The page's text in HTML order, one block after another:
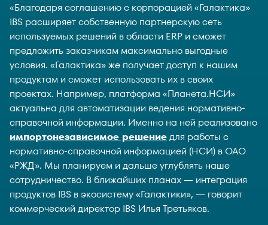
«Благодаря соглашению с корпорацией «Галактика»
IBS расширяет собственную партнерскую сеть
используемых решений в области ERP и сможет
предложить заказчикам максимально выгодные
условия. «Галактика» же получает доступ к нашим
продуктам и сможет использовать их в своих
проектах. Например, платформа «Планета.НСИ»
актуальна для автоматизации ведения нормативно-
справочной информации. Именно на ней реализовано
импортонезависимое решениедля работы с
нормативно-справочной информацией (НСИ) в ОАО
«РЖД». Мы планируем и дальше углублять наше
сотрудничество. В ближайших планах — интеграция
продуктов IBS в экосистему «Галактики», — говорит
коммерческий директор IBS Илья Третьяков.